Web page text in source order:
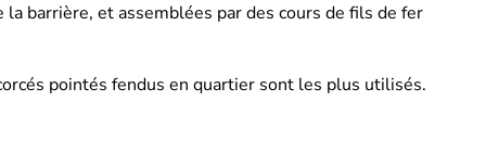
la barrière, et assemblées par des cours de fils de fer
pointés fendus en quartier sont les plus utilisés.